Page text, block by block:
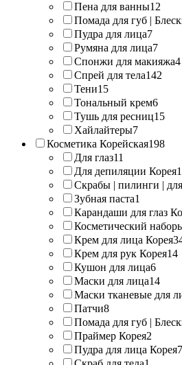
Пена для ванны12
Помада для губ |
Пудра для лица7
Румяна для лица7
Спонжи для макияжа4
Спрей для тела142
Тени15
Тональный крем6
Тушь для ресниц15
Хайлайтеры7
Косметика Корейская198
Для глаз11
Для депиляции Корея1
Скрабы | пилинги |
Зубная паста1
Карандаши для глаз
Косметический
Крем для лица Корея
Крем для рук Корея14
Кушон для лица6
Маски для лица14
Маски тканевые для
Патчи8
Помада для губ |
Праймер Корея2
Пудра для лица Корея7